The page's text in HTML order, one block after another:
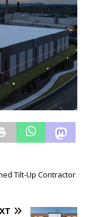
Tilt-Up Contractor